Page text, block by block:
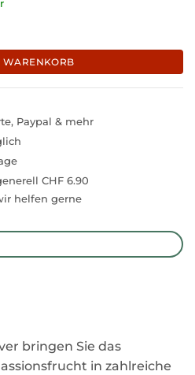
mit tropischem Aroma "Marisol"
WARENKORB
Paypal & mehr
CHF 6.90
helfen gerne
bringen Sie das
in zahlreiche